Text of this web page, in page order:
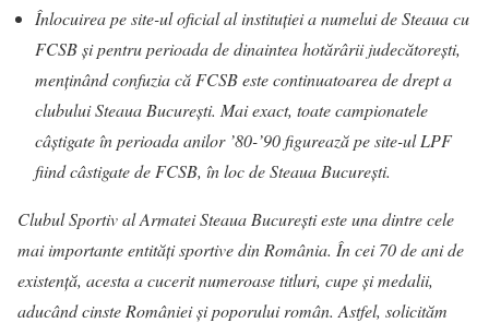
Înlocuirea pe site-ul oficial al instituției a numelui de Steaua cu
FCSB și pentru perioada de dinaintea hotărârii judecătorești,
menținând confuzia că FCSB este continuatoarea de drept a
clubului Steaua București. Mai exact, toate campionatele
câștigate în perioada anilor ’80-’90 figurează pe site-ul LPF
fiind câstigate de FCSB, în loc de Steaua București.
Clubul Sportiv al Armatei Steaua București este una dintre cele
mai importante entități sportive din România. În cei 70 de ani de
existență, acesta a cucerit numeroase titluri, cupe și medalii,
aducând cinste României și poporului român. Astfel, solicităm